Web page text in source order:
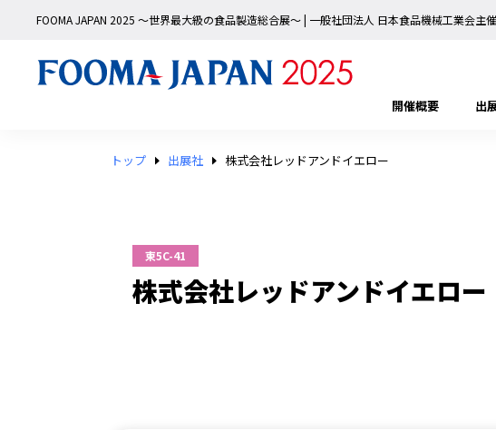
FOOMA JAPAN 2025 〜世界最大級の食品製造総合展〜 | 一般社団法人 日本食品機械工業会主催
開催概要 出
トップ 出展社 株式会社レッドアンドイエロー
東5C-41
株式会社レッドアンドイエロー